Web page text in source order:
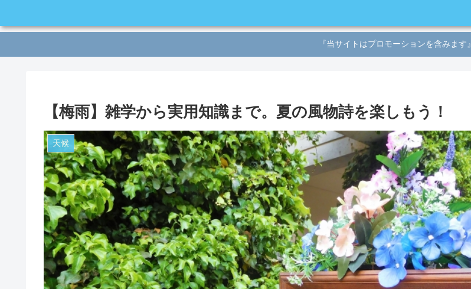
『当サイトはプロモーションを含みます』
【梅雨】雑学から実用知識まで。夏の風物詩を楽しもう！
天候